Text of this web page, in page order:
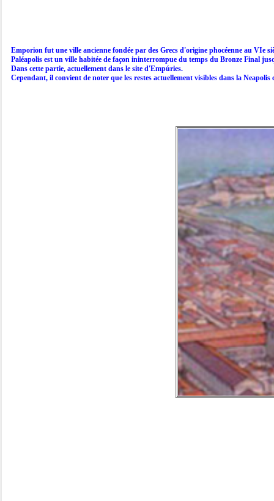
Emporion fut une ville ancienne fondée par des Grecs d'origine phocéenne au VIe
Paléapolis est un ville habitée de façon ininterrompue du temps du Bronze Final
Dans cette partie, actuellement dans le site d'Empúries.
Cependant, il convient de noter que les restes actuellement visibles dans la